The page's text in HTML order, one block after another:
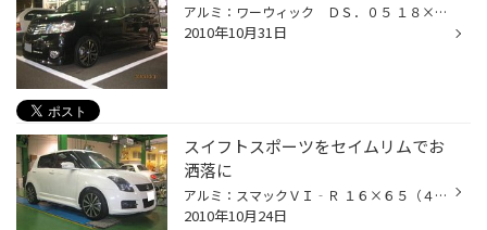
アルミ：ワーウィック ＤＳ．０５ １８×７０ タイヤ：２２５/４０Ｒ１８ ダウンサス：ＲＳＲダウン Ｃ２５セレナをトータルコーディネート！！ ブラックのボディーカラーにブラックポリッシュの ホイールをインストール！！ きっちり車高も落として、アライメントも調整しました。 仕上がりはとっ...
2010年10月31日
スイフトスポーツをセイムリムでお
洒落に
アルミ：スマックＶＩ‐Ｒ １６×６５（４８）５/１１４ ナイトガンメタポリッシュ タイヤ：１９５/５０Ｒ１６ 純正サイズでホイールを交換するだけで ここまでイメージがかわります。 セイムリムでリーズナブルにドレスアップ、 今の時代にピッタリのドレスアップです。 アライメントもしっかりとっ...
2010年10月24日